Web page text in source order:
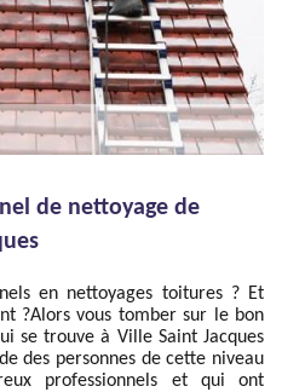
de nettoyage de
en nettoyages toitures ? Et
?Alors vous tomber sur le bon
se trouve à Ville Saint Jacques
des personnes de cette niveau
professionnels et qui ont